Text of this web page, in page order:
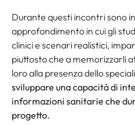
Durante questi incontri sono
approfondimento in cui gli
clinici e scenari realistici,
piuttosto che a memorizzarli
loro alla presenza dello
sviluppare una capacità di
informazioni sanitarie che
progetto.